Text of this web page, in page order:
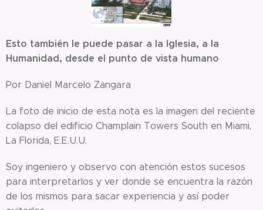
Esto también le puede pasar a la Iglesia, a la
Humanidad, desde el punto de vista humano
Por Daniel Marcelo Zangara
La foto de inicio de esta nota es la imagen del reciente
colapso del edificio Champlain Towers South en Miami,
La Florida, E.E.U.U.
Soy ingeniero y observo con atención estos sucesos
para interpretarlos y ver donde se encuentra la razón
de los mismos para sacar experiencia y así poder